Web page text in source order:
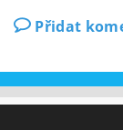
Přidat